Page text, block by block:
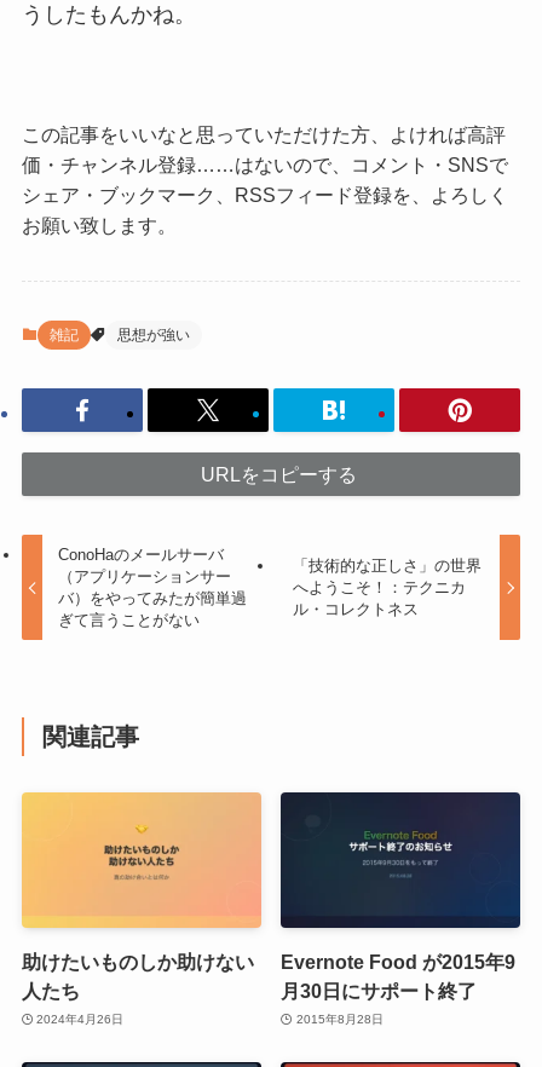
うしたもんかね。
この記事をいいなと思っていただけた方、よければ高評
価・チャンネル登録……はないので、コメント・SNSで
シェア・ブックマーク、RSSフィード登録を、よろしく
お願い致します。
雑記 思想が強い
URLをコピーする
ConoHaのメールサーバ
（アプリケーションサー
バ）をやってみたが簡単過
ぎて言うことがない
「技術的な正しさ」の世界
へようこそ！：テクニカ
ル・コレクトネス
関連記事
助けたいものしか助けない
人たち
2024年4月26日
Evernote Food が2015年9
月30日にサポート終了
2015年8月28日